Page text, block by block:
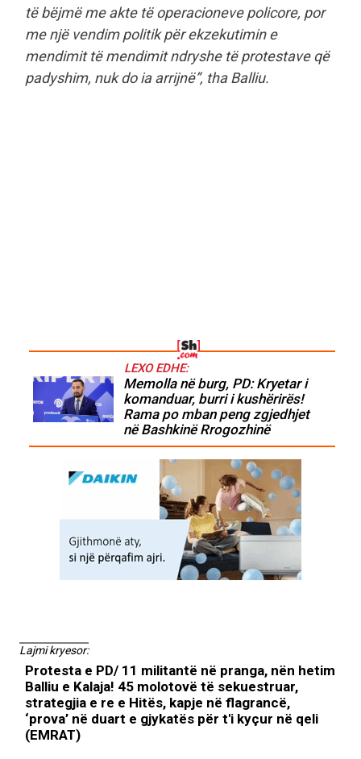
të bëjmë me akte të operacioneve policore, por
me një vendim politik për ekzekutimin e
mendimit të mendimit ndryshe të protestave që
padyshim, nuk do ia arrijnë”, tha Balliu.
LEXO EDHE:
Memolla në burg, PD: Kryetar i
komanduar, burri i kushërirës!
Rama po mban peng zgjedhjet
në Bashkinë Rrogozhinë
Lajmi kryesor:
Protesta e PD/ 11 militantë në pranga, nën hetim
Balliu e Kalaja! 45 molotovë të sekuestruar,
strategjia e re e Hitës, kapje në flagrancë,
‘prova’ në duart e gjykatës për t'i kyçur në qeli
(EMRAT)